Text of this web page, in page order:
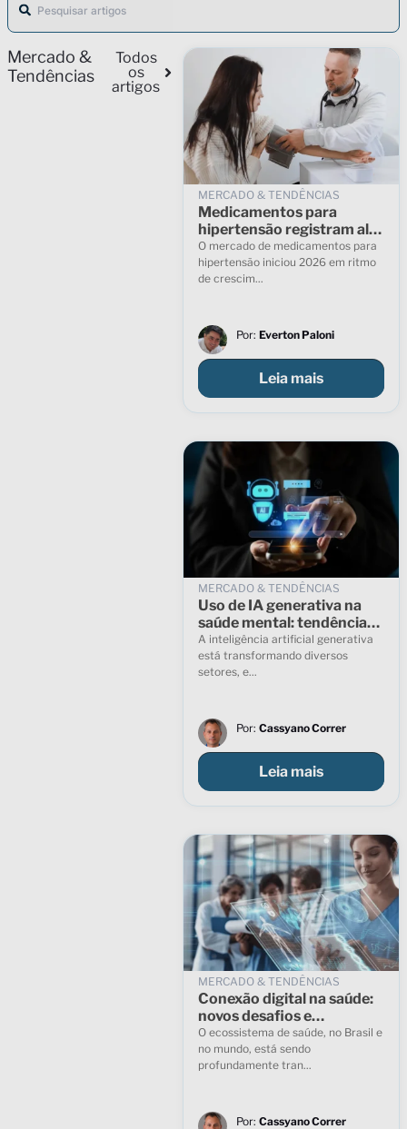
Mercado &
Tendências
Todos
os
artigos
MERCADO & TENDÊNCIAS
Medicamentos para
hipertensão registram alta
de 7% no início de 2026,
aponta Interplayers
O mercado de medicamentos para
hipertensão iniciou 2026 em ritmo
de crescim...
Por: Everton Paloni
Leia mais
MERCADO & TENDÊNCIAS
Uso de IA generativa na
saúde mental: tendências,
riscos e o papel dos
profissionais
A inteligência artificial generativa
está transformando diversos
setores, e...
Por: Cassyano Correr
Leia mais
MERCADO & TENDÊNCIAS
Conexão digital na saúde:
novos desafios e
oportunidades para o
ecossistema
O ecossistema de saúde, no Brasil e
no mundo, está sendo
profundamente tran...
Por: Cassyano Correr